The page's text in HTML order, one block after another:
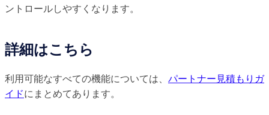
ントロールしやすくなります。
詳細はこちら
利用可能なすべての機能については、 パートナー見積もりガ
イドにまとめてあります。